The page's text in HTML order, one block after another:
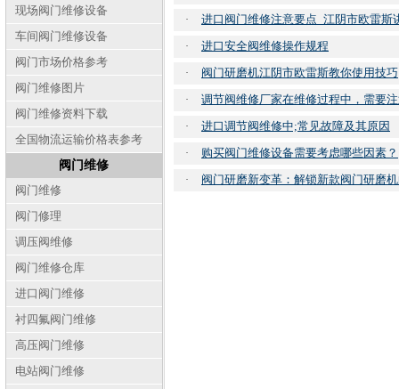
现场阀门维修设备
车间阀门维修设备
阀门市场价格参考
阀门维修图片
阀门维修资料下载
全国物流运输价格表参考
阀门维修
阀门维修
阀门修理
调压阀维修
阀门维修仓库
进口阀门维修
衬四氟阀门维修
高压阀门维修
电站阀门维修
· 进口阀门维修注意要点_江阴市欧雷斯
· 进口安全阀维修操作规程
· 阀门研磨机江阴市欧雷斯教你使用技巧
· 调节阀维修厂家在维修过程中，需要
· 进口调节阀维修中;常见故障及其原因
· 购买阀门维修设备需要考虑哪些因素？
· 阀门研磨新变革：解锁新款阀门研磨